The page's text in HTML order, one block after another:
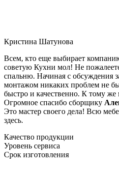
Кристина Шатунова
Всем, кто еще выбирает
советую Кухни мол! Не
спальню. Начиная с обсуждения
монтажом никаких проблем не
быстро и качественно. К тому
Огромное спасибо сборщику
Это мастер своего дела! Всю
здесь.
Качество продукции
Уровень сервиса
Срок изготовления